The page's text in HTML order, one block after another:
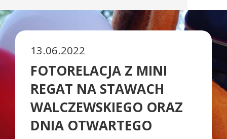
13.06.2022
FOTORELACJA Z MINI
REGAT NA STAWACH
WALCZEWSKIEGO ORAZ
DNIA OTWARTEGO